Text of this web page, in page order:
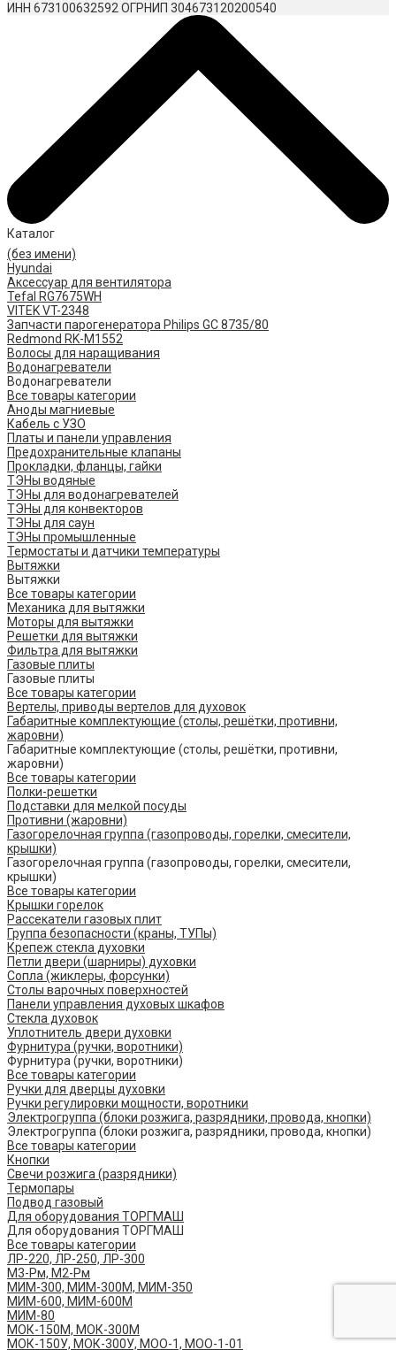
ИНН 673100632592 ОГРНИП 304673120200540
Каталог
(без имени)
Hyundai
Аксессуар для вентилятора
Tefal RG7675WH
VITEK VT-2348
Запчасти парогенератора Philips GC 8735/80
Redmond RK-M1552
Волосы для наращивания
Водонагреватели
Водонагреватели
Все товары категории
Аноды магниевые
Кабель с УЗО
Платы и панели управления
Предохранительные клапаны
Прокладки, фланцы, гайки
ТЭНы водяные
ТЭНы для водонагревателей
ТЭНы для конвекторов
ТЭНы для саун
ТЭНы промышленные
Термостаты и датчики температуры
Вытяжки
Вытяжки
Все товары категории
Механика для вытяжки
Моторы для вытяжки
Решетки для вытяжки
Фильтра для вытяжки
Газовые плиты
Газовые плиты
Все товары категории
Вертелы, приводы вертелов для духовок
Габаритные комплектующие (столы, решётки, противни,
жаровни)
Габаритные комплектующие (столы, решётки, противни,
жаровни)
Все товары категории
Полки-решетки
Подставки для мелкой посуды
Противни (жаровни)
Газогорелочная группа (газопроводы, горелки, смесители,
крышки)
Газогорелочная группа (газопроводы, горелки, смесители,
крышки)
Все товары категории
Крышки горелок
Рассекатели газовых плит
Группа безопасности (краны, ТУПы)
Крепеж стекла духовки
Петли двери (шарниры) духовки
Сопла (жиклеры, форсунки)
Столы варочных поверхностей
Панели управления духовых шкафов
Стекла духовок
Уплотнитель двери духовки
Фурнитура (ручки, воротники)
Фурнитура (ручки, воротники)
Все товары категории
Ручки для дверцы духовки
Ручки регулировки мощности, воротники
Электрогруппа (блоки розжига, разрядники, провода, кнопки)
Электрогруппа (блоки розжига, разрядники, провода, кнопки)
Все товары категории
Кнопки
Свечи розжига (разрядники)
Термопары
Подвод газовый
Для оборудования ТОРГМАШ
Для оборудования ТОРГМАШ
Все товары категории
ЛР-220, ЛР-250, ЛР-300
М3-Рм, М2-Рм
МИМ-300, МИМ-300М, МИМ-350
МИМ-600, МИМ-600М
МИМ-80
МОК-150М, МОК-300М
МОК-150У, МОК-300У, МОО-1, МОО-1-01